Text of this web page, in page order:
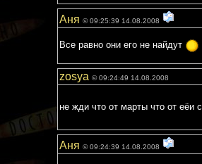
Аня © 09:25:39 14.08.2008
Все равно они его не найдут
zosya © 09:24:49 14.08.2008
не жди что от марты что от еёи
Аня © 09:24:39 14.08.2008